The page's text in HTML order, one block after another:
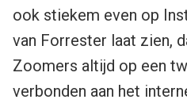
ook stiekem even op
van Forrester laat zien,
Zoomers altijd op een
verbonden aan het